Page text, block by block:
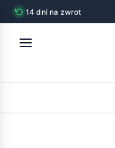
14 dni na zwrot